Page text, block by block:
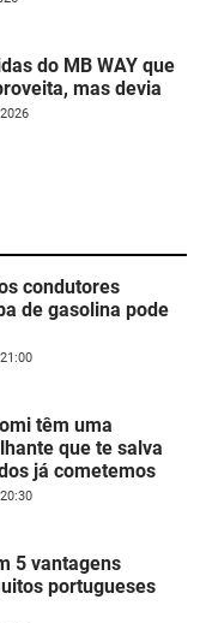
do MB WAY que
mas devia
condutores
de gasolina pode
têm uma
que te salva
já cometemos
5 vantagens
portugueses